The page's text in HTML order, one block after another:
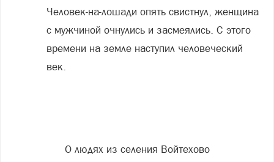
Человек-на-лошади опять свистнул, женщина
с мужчиной очнулись и засмеялись. С этого
времени на земле наступил человеческий
век.
О людях из селения Войтехово